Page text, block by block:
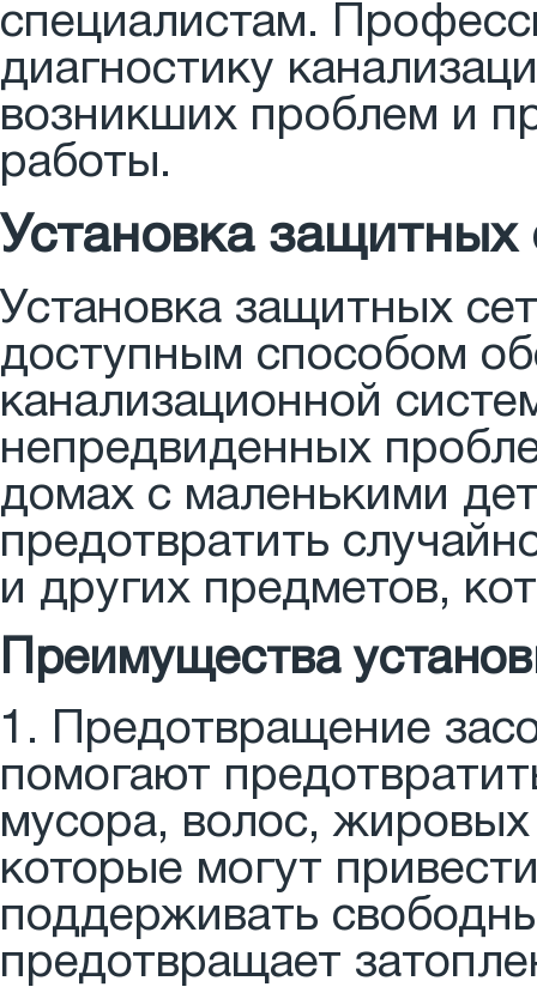
специалистам.
диагностику
возникших проблем и
работы.
Установка защитных
Установка защитных
доступным способом
канализационной
непредвиденных
домах с маленькими
предотвратить
и других предметов,
Преимущества
1. Предотвращение
помогают
мусора, волос,
которые могут
поддерживать
предотвращает